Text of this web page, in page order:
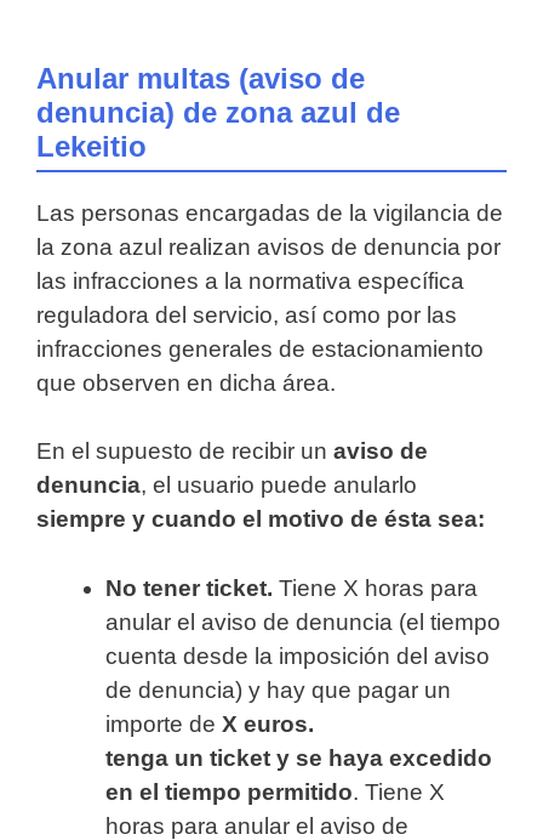
Anular multas (aviso de
denuncia) de zona azul de
Lekeitio
Las personas encargadas de la vigilancia de
la zona azul realizan avisos de denuncia por
las infracciones a la normativa específica
reguladora del servicio, así como por las
infracciones generales de estacionamiento
que observen en dicha área.
En el supuesto de recibir un aviso de
denuncia, el usuario puede anularlo
siempre y cuando el motivo de ésta sea:
No tener ticket. Tiene X horas para
anular el aviso de denuncia (el tiempo
cuenta desde la imposición del aviso
de denuncia) y hay que pagar un
importe de X euros.
tenga un ticket y se haya excedido
en el tiempo permitido. Tiene X
horas para anular el aviso de